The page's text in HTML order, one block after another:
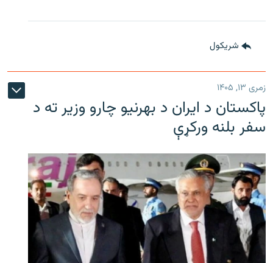
شريکول
زمری ۱۳, ۱۴۰۵
پاکستان د ایران د بهرنیو چارو وزیر ته د
سفر بلنه ورکړې